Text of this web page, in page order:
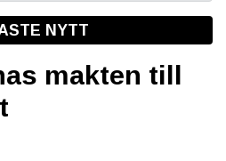
NYTT
makten till